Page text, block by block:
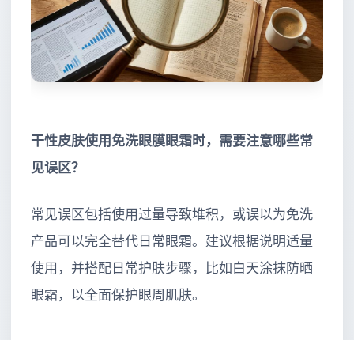
干性皮肤使用免洗眼膜眼霜时，需要注意哪些常
见误区？
常见误区包括使用过量导致堆积，或误以为免洗
产品可以完全替代日常眼霜。建议根据说明适量
使用，并搭配日常护肤步骤，比如白天涂抹防晒
眼霜，以全面保护眼周肌肤。